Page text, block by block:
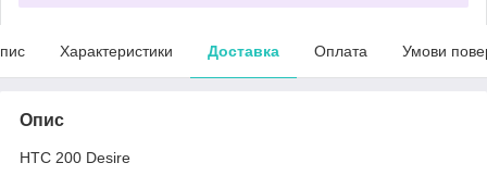
Характеристики Доставка Оплата Умови
Опис
HTC 200 Desire